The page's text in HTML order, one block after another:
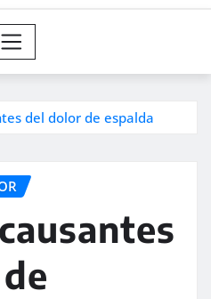
del dolor de espalda